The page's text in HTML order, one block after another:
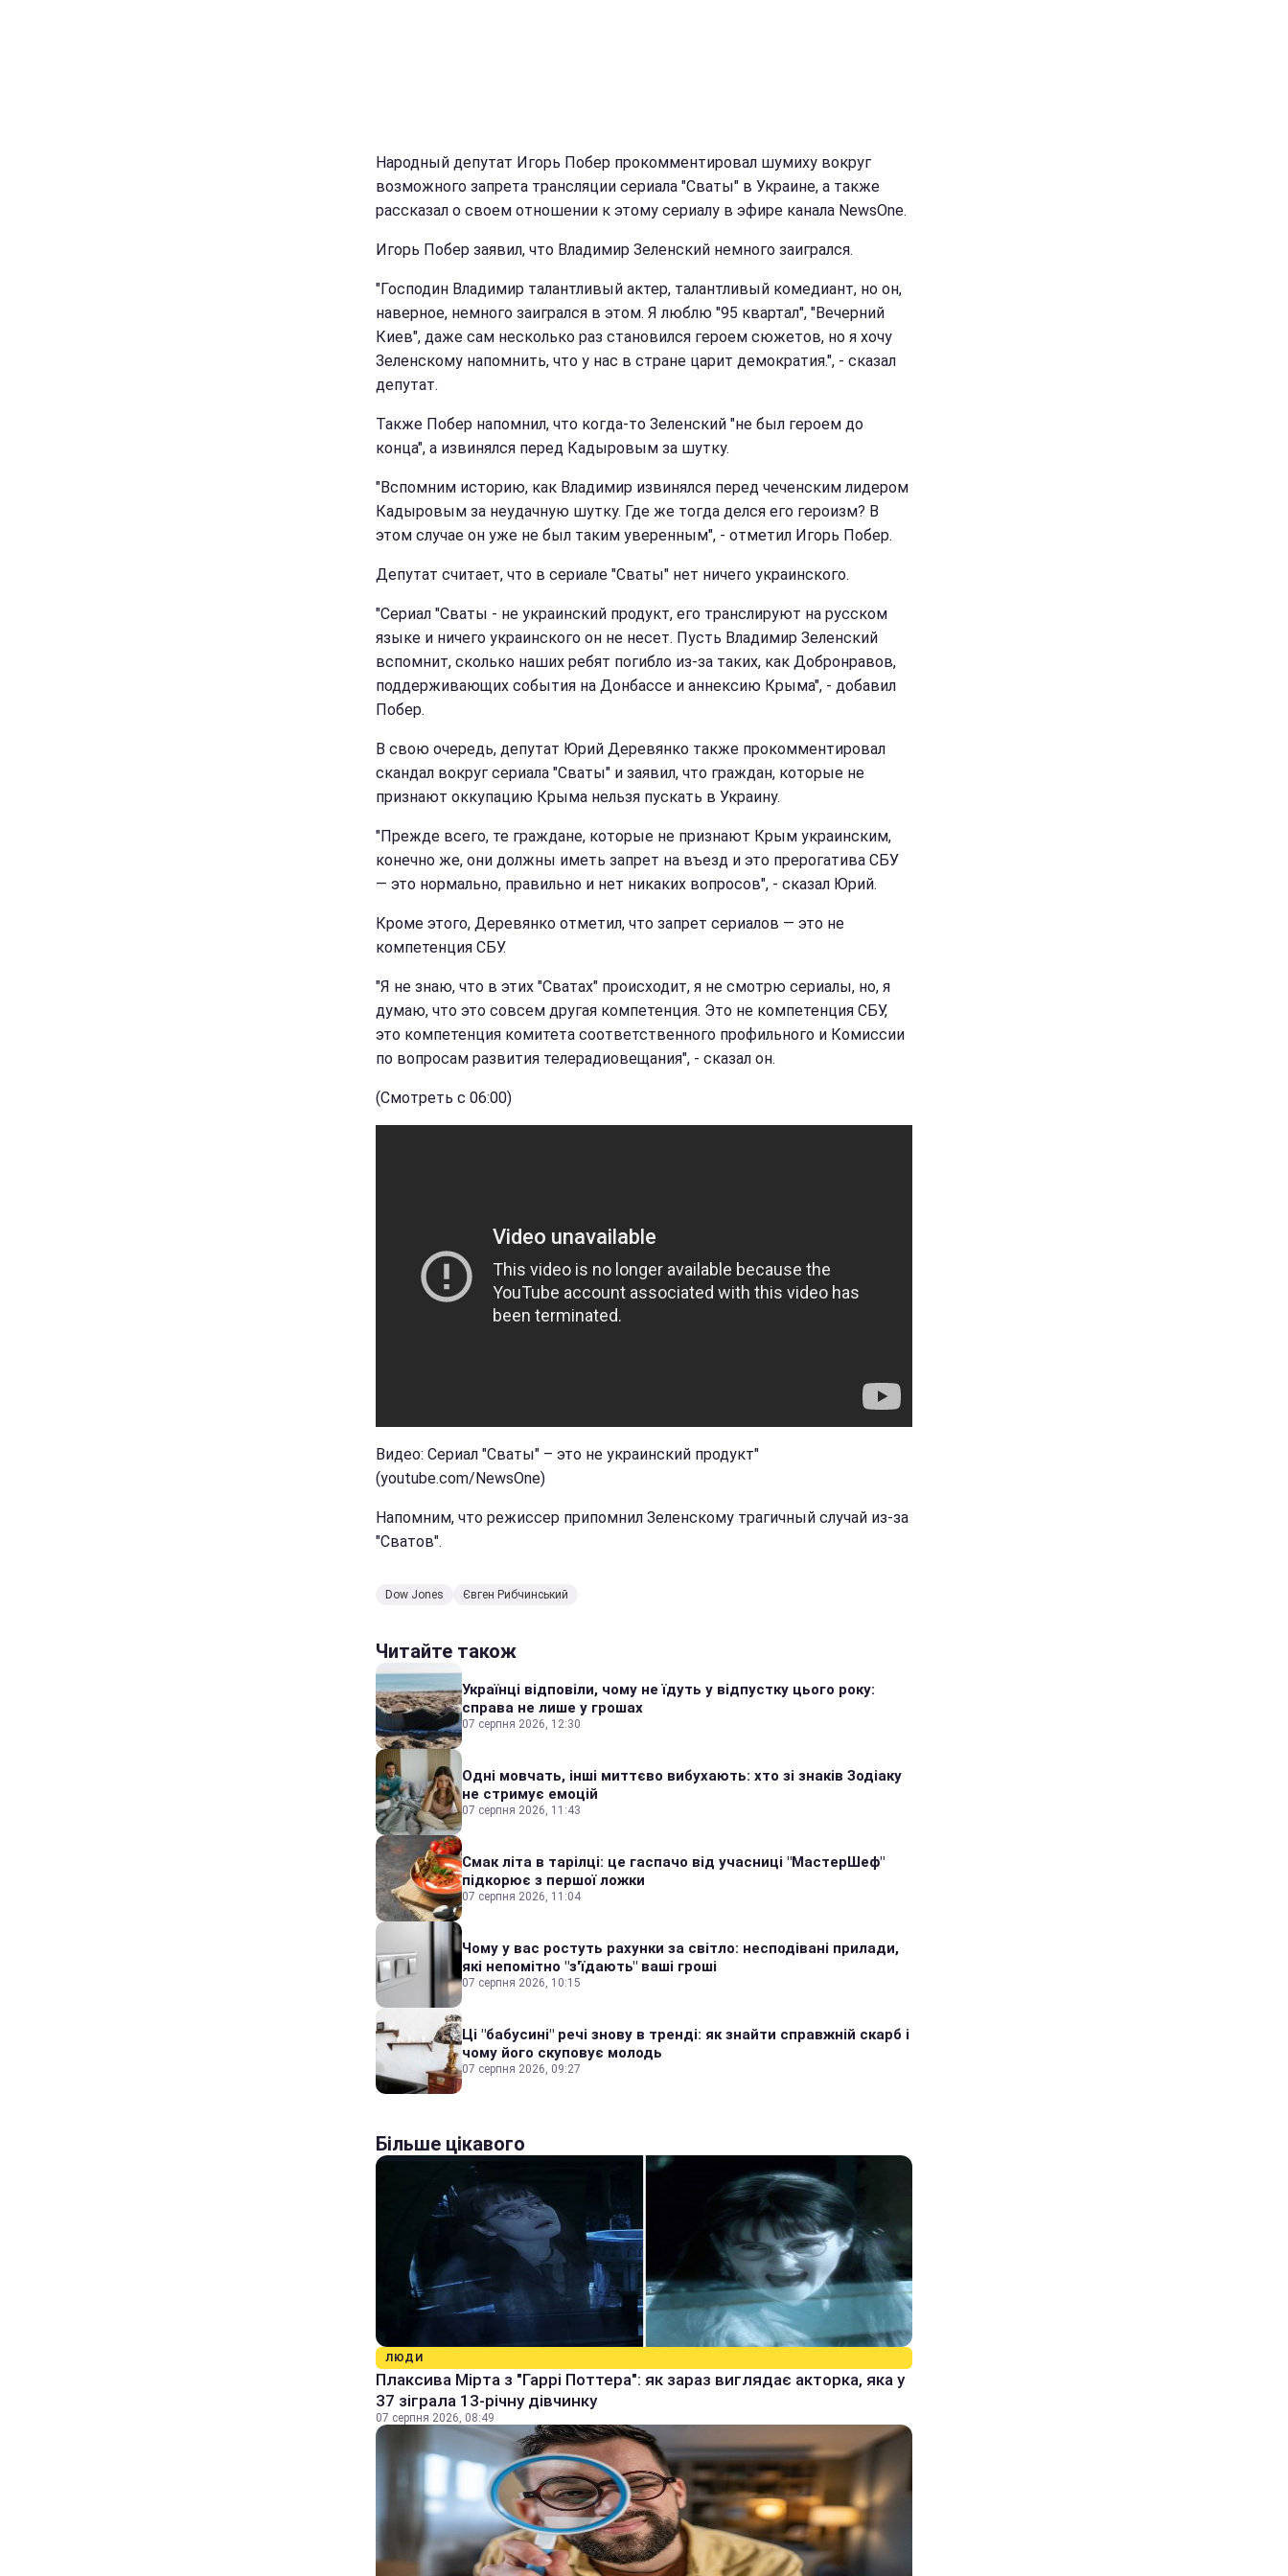
Народный депутат Игорь Побер прокомментировал шумиху вокруг
возможного запрета трансляции сериала "Сваты" в Украине, а также
рассказал о своем отношении к этому сериалу в эфире канала NewsOne.
Игорь Побер заявил, что Владимир Зеленский немного заигрался.
"Господин Владимир талантливый актер, талантливый комедиант, но он,
наверное, немного заигрался в этом. Я люблю "95 квартал", "Вечерний
Киев", даже сам несколько раз становился героем сюжетов, но я хочу
Зеленскому напомнить, что у нас в стране царит демократия.", - сказал
депутат.
Также Побер напомнил, что когда-то Зеленский "не был героем до
конца", а извинялся перед Кадыровым за шутку.
"Вспомним историю, как Владимир извинялся перед чеченским лидером
Кадыровым за неудачную шутку. Где же тогда делся его героизм? В
этом случае он уже не был таким уверенным", - отметил Игорь Побер.
Депутат считает, что в сериале "Сваты" нет ничего украинского.
"Сериал "Сваты - не украинский продукт, его транслируют на русском
языке и ничего украинского он не несет. Пусть Владимир Зеленский
вспомнит, сколько наших ребят погибло из-за таких, как Добронравов,
поддерживающих события на Донбассе и аннексию Крыма", - добавил
Побер.
В свою очередь, депутат Юрий Деревянко также прокомментировал
скандал вокруг сериала "Сваты" и заявил, что граждан, которые не
признают оккупацию Крыма нельзя пускать в Украину.
"Прежде всего, те граждане, которые не признают Крым украинским,
конечно же, они должны иметь запрет на въезд и это прерогатива СБУ
— это нормально, правильно и нет никаких вопросов", - сказал Юрий.
Кроме этого, Деревянко отметил, что запрет сериалов — это не
компетенция СБУ.
"Я не знаю, что в этих "Сватах" происходит, я не смотрю сериалы, но, я
думаю, что это совсем другая компетенция. Это не компетенция СБУ,
это компетенция комитета соответственного профильного и Комиссии
по вопросам развития телерадиовещания", - сказал он.
(Смотреть с 06:00)
Видео: Сериал "Сваты" – это не украинский продукт"
(youtube.com/NewsOne)
Напомним, что режиссер припомнил Зеленскому трагичный случай из-за
"Сватов".
Dow Jones Євген Рибчинський
Читайте також
Українці відповіли, чому не їдуть у відпустку цього року:
справа не лише у грошах
07 серпня 2026, 12:30
Одні мовчать, інші миттєво вибухають: хто зі знаків Зодіаку
не стримує емоцій
07 серпня 2026, 11:43
Смак літа в тарілці: це гаспачо від учасниці "МастерШеф"
підкорює з першої ложки
07 серпня 2026, 11:04
Чому у вас ростуть рахунки за світло: несподівані прилади,
які непомітно "з'їдають" ваші гроші
07 серпня 2026, 10:15
Ці "бабусині" речі знову в тренді: як знайти справжній скарб і
чому його скуповує молодь
07 серпня 2026, 09:27
Більше цікавого
ЛЮДИ
Плаксива Мірта з "Гаррі Поттера": як зараз виглядає акторка, яка у
37 зіграла 13-річну дівчинку
07 серпня 2026, 08:49